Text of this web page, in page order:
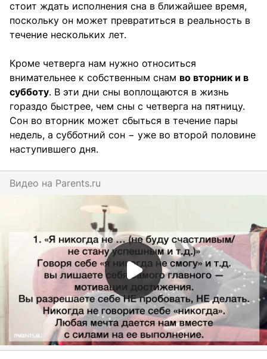
стоит ждать исполнения сна в ближайшее время,
поскольку он может превратиться в реальность в
течение нескольких лет.
Кроме четверга нам нужно относиться
внимательнее к собственным снам во вторник и в
субботу. В эти дни сны воплощаются в жизнь
гораздо быстрее, чем сны с четверга на пятницу.
Сон во вторник может сбыться в течение пары
недель, а субботний сон − уже во второй половине
наступившего дня.
Видео на parents.ru